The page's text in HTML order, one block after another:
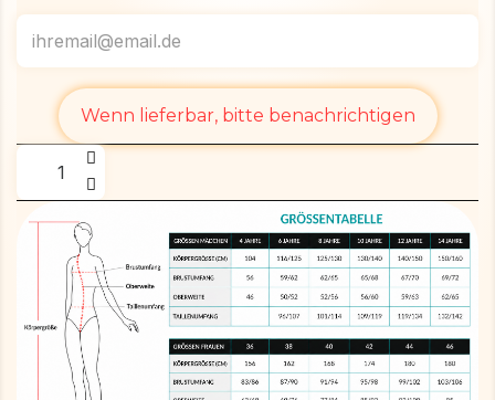
Wenn lieferbar, bitte benachrichtigen